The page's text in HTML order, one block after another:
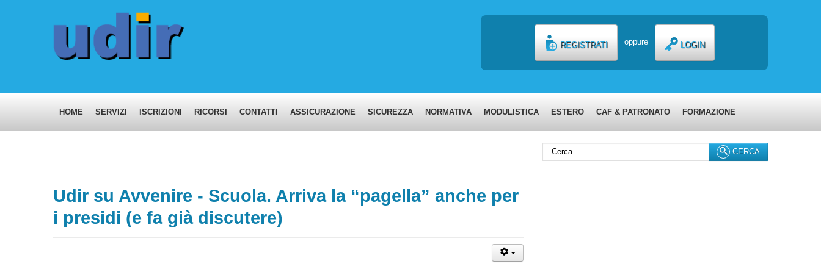
REGISTRATI oppure LOGIN
HOME SERVIZI ISCRIZIONI RICORSI CONTATTI ASSICURAZIONE SICUREZZA NORMATIVA MODULISTICA ESTERO CAF & PATRONATO FORMAZIONE
CERCA
Cerca...
Udir su Avvenire - Scuola. Arriva la “pagella” anche per
i presidi (e fa già discutere)